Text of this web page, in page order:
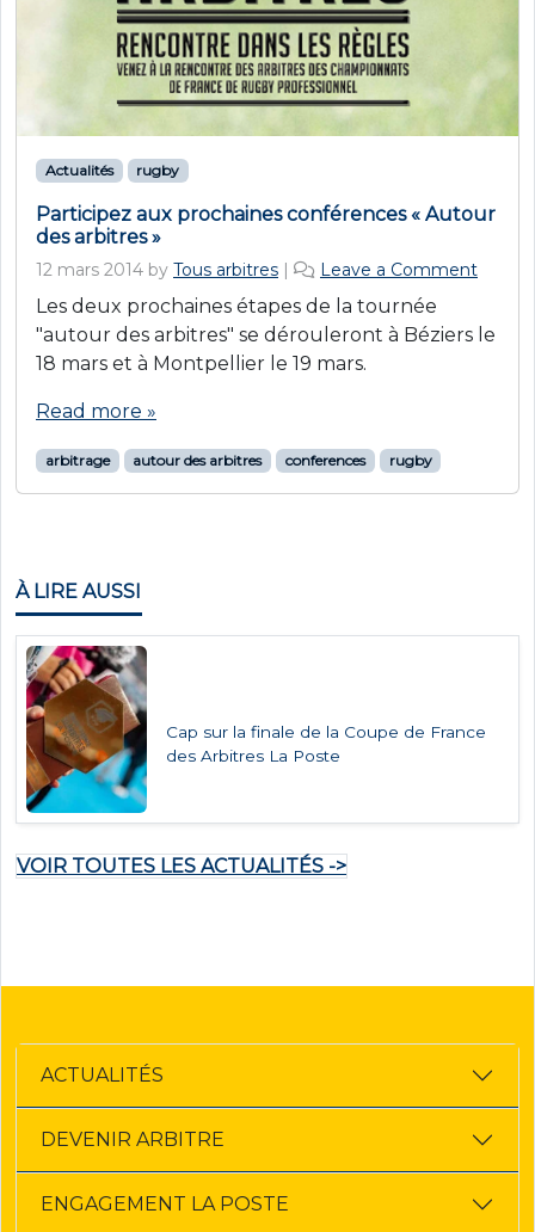
Actualités rugby
Participez aux prochaines conférences « Autour
des arbitres »
12 mars 2014 by Tous arbitres | Leave a Comment
Les deux prochaines étapes de la tournée
"autour des arbitres" se dérouleront à Béziers le
18 mars et à Montpellier le 19 mars.
Read more »
arbitrage autour des arbitres conferences rugby
À LIRE AUSSI
Cap sur la finale de la Coupe de France
des Arbitres La Poste
VOIR TOUTES LES ACTUALITÉS ->
ACTUALITÉS
DEVENIR ARBITRE
ENGAGEMENT LA POSTE